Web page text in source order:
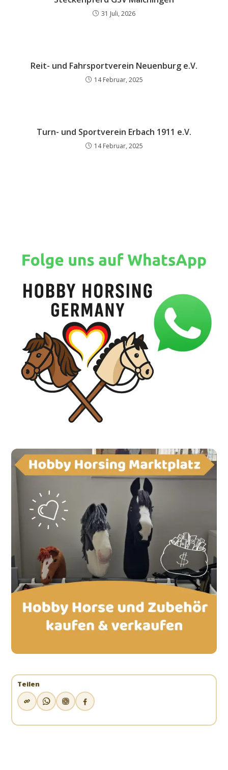
31 Juli, 2026
Reit- und Fahrsportverein Neuenburg e.V.
14 Februar, 2025
Turn- und Sportverein Erbach 1911 e.V.
14 Februar, 2025
Teilen